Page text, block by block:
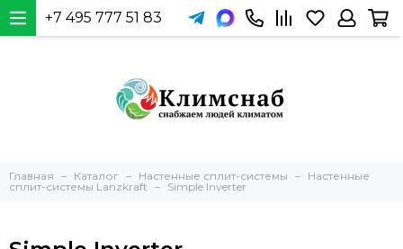
+7 495 777 51 83
Главная Каталог Настенные сплит-системы
Настенные
сплит-системы Lanzkraft
Simple Inverter